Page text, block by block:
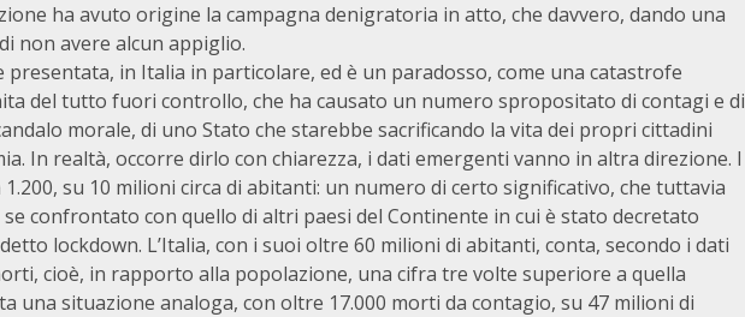
ha avuto origine la campagna denigratoria in atto, che davvero, dando una
non avere alcun appiglio.
presentata, in Italia in particolare, ed è un paradosso, come una catastrofe
del tutto fuori controllo, che ha causato un numero spropositato di contagi e di
morale, di uno Stato che starebbe sacrificando la vita dei propri cittadini
In realtà, occorre dirlo con chiarezza, i dati emergenti vanno in altra direzione. I
su 10 milioni circa di abitanti: un numero di certo significativo, che tuttavia
confrontato con quello di altri paesi del Continente in cui è stato decretato
lockdown. L’Italia, con i suoi oltre 60 milioni di abitanti, conta, secondo i dati
cioè, in rapporto alla popolazione, una cifra tre volte superiore a quella
una situazione analoga, con oltre 17.000 morti da contagio, su 47 milioni di